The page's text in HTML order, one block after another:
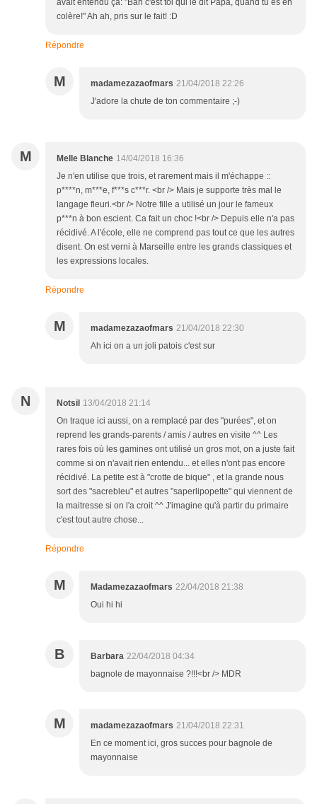
avait entendu ça: "Bah c'est toi qui le dit Papa, quand tu es en
colère!" Ah ah, pris sur le fait! :D
Répondre
M madamezazaofmars 21/04/2018 22:26
J'adore la chute de ton commentaire ;-)
M Melle Blanche 14/04/2018 16:36
Je n'en utilise que trois, et rarement mais il m'échappe ::
p****n, m***e, f***s c***r. <br /> Mais je supporte très mal le
langage fleuri.<br /> Notre fille a utilisé un jour le fameux
p***n à bon escient. Ca fait un choc !<br /> Depuis elle n'a pas
récidivé. A l'école, elle ne comprend pas tout ce que les autres
disent. On est verni à Marseille entre les grands classiques et
les expressions locales.
Répondre
M madamezazaofmars 21/04/2018 22:30
Ah ici on a un joli patois c'est sur
N Notsil 13/04/2018 21:14
On traque ici aussi, on a remplacé par des "purées", et on
reprend les grands-parents / amis / autres en visite ^^ Les
rares fois où les gamines ont utilisé un gros mot, on a juste fait
comme si on n'avait rien entendu... et elles n'ont pas encore
récidivé. La petite est à "crotte de bique" , et la grande nous
sort des "sacrebleu" et autres "saperlipopette" qui viennent de
la maitresse si on l'a croit ^^ J'imagine qu'à partir du primaire
c'est tout autre chose...
Répondre
M Madamezazaofmars 22/04/2018 21:38
Oui hi hi
B Barbara 22/04/2018 04:34
bagnole de mayonnaise ?!!!<br /> MDR
M madamezazaofmars 21/04/2018 22:31
En ce moment ici, gros succes pour bagnole de
mayonnaise